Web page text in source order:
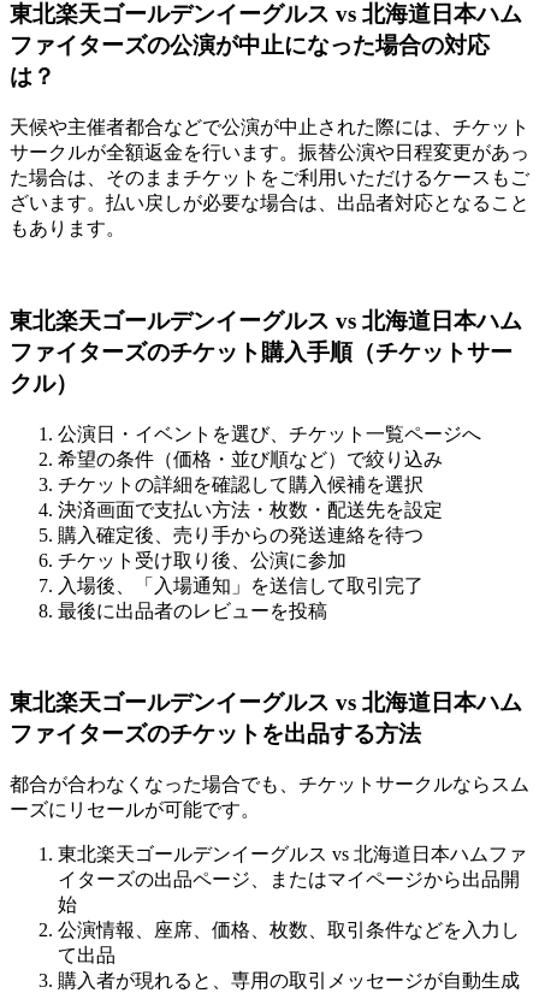
東北楽天ゴールデンイーグルス vs 北海道日本ハム
ファイターズの公演が中止になった場合の対応
は？
天候や主催者都合などで公演が中止された際には、チケット
サークルが全額返金を行います。振替公演や日程変更があっ
た場合は、そのままチケットをご利用いただけるケースもご
ざいます。払い戻しが必要な場合は、出品者対応となること
もあります。
東北楽天ゴールデンイーグルス vs 北海道日本ハム
ファイターズのチケット購入手順（チケットサー
クル）
公演日・イベントを選び、チケット一覧ページへ
希望の条件（価格・並び順など）で絞り込み
チケットの詳細を確認して購入候補を選択
決済画面で支払い方法・枚数・配送先を設定
購入確定後、売り手からの発送連絡を待つ
チケット受け取り後、公演に参加
入場後、「入場通知」を送信して取引完了
最後に出品者のレビューを投稿
東北楽天ゴールデンイーグルス vs 北海道日本ハム
ファイターズのチケットを出品する方法
都合が合わなくなった場合でも、チケットサークルならスム
ーズにリセールが可能です。
東北楽天ゴールデンイーグルス vs 北海道日本ハムファ
イターズの出品ページ、またはマイページから出品開
始
公演情報、座席、価格、枚数、取引条件などを入力し
て出品
購入者が現れると、専用の取引メッセージが自動生成